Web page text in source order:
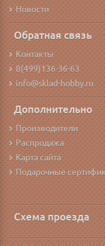
Новости
Обратная связь
Контакты
8(499)136-36-63
info@sklad-hobby.ru
Дополнительно
Производители
Распродажа
Карта сайта
Подарочные
Схема проезда